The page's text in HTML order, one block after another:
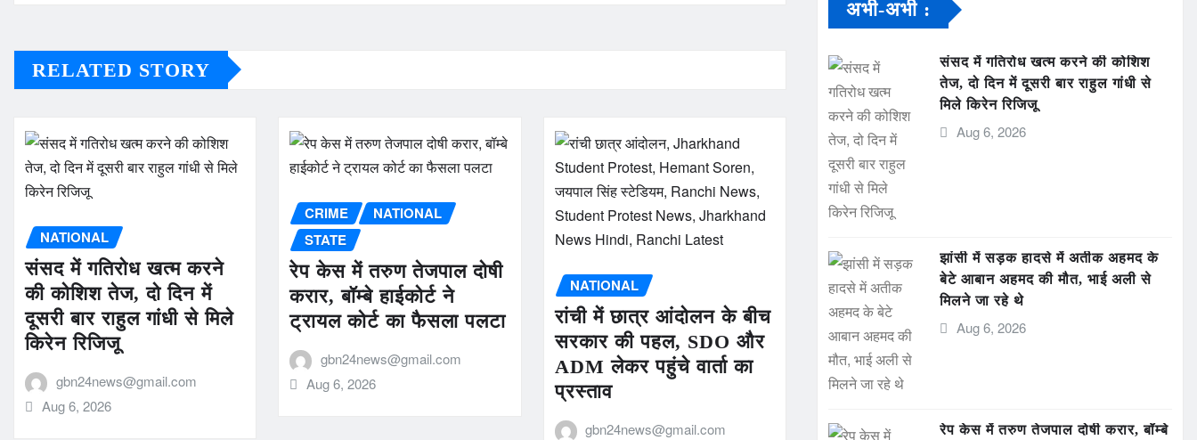
RELATED STORY
NATIONAL
संसद में गतिरोध खत्म करने
की कोशिश तेज, दो दिन में
दूसरी बार राहुल गांधी से मिले
किरेन रिजिजू
gbn24news@gmail.com
Aug 6, 2026
CRIME
NATIONAL
STATE
रेप केस में तरुण तेजपाल दोषी
करार, बॉम्बे हाईकोर्ट ने
ट्रायल कोर्ट का फैसला पलटा
gbn24news@gmail.com
Aug 6, 2026
NATIONAL
रांची में छात्र आंदोलन के बीच
सरकार की पहल, SDO और
ADM लेकर पहुंचे वार्ता का
प्रस्ताव
gbn24news@gmail.com
अभी-अभी :
संसद में गतिरोध खत्म करने की कोशिश
तेज, दो दिन में दूसरी बार राहुल गांधी से
मिले किरेन रिजिजू
Aug 6, 2026
झांसी में सड़क हादसे में अतीक अहमद के
बेटे आबान अहमद की मौत, भाई अली से
मिलने जा रहे थे
Aug 6, 2026
रेप केस में तरुण तेजपाल दोषी करार, बॉम्बे